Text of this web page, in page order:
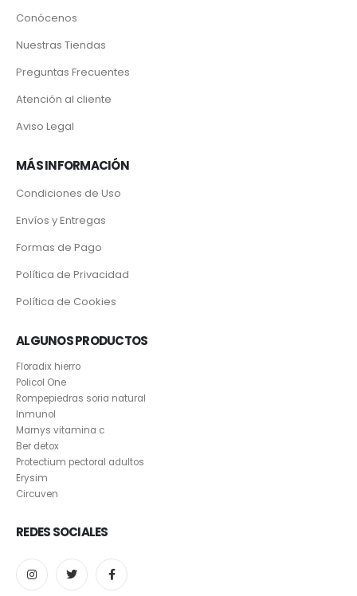
Conócenos
Nuestras Tiendas
Preguntas Frecuentes
Atención al cliente
Aviso Legal
MÁS INFORMACIÓN
Condiciones de Uso
Envíos y Entregas
Formas de Pago
Política de Privacidad
Política de Cookies
ALGUNOS PRODUCTOS
Floradix hierro
Policol One
Rompepiedras soria natural
Inmunol
Marnys vitamina c
Ber detox
Protectium pectoral adultos
Erysim
Circuven
REDES SOCIALES